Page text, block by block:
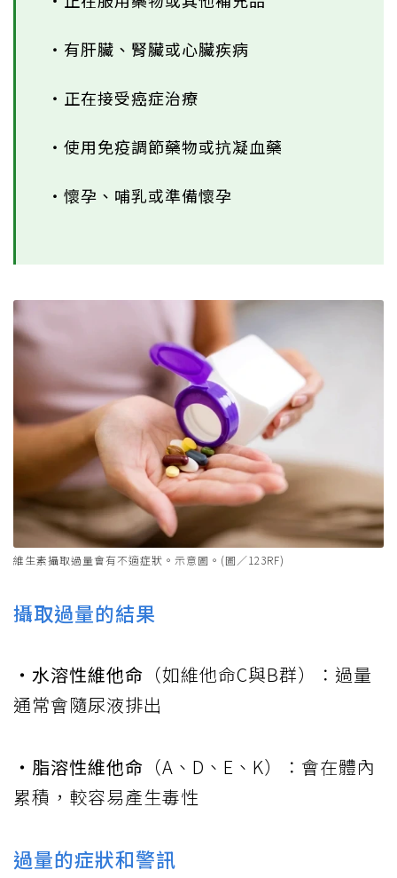
‧有肝臟、腎臟或心臟疾病
‧正在接受癌症治療
‧使用免疫調節藥物或抗凝血藥
‧懷孕、哺乳或準備懷孕
維生素攝取過量會有不適症狀。示意圖。(圖／123RF)
攝取過量的結果
‧水溶性維他命 （如維他命C與B群）：過量
通常會隨尿液排出
‧脂溶性維他命 （A、D、E、K）：會在體內
累積，較容易產生毒性
過量的症狀和警訊